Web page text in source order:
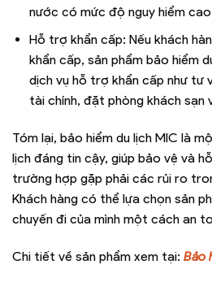
nước có mức độ nguy hiểm
Hỗ trợ khẩn cấp: Nếu khách
khẩn cấp, sản phẩm bảo hiểm
dịch vụ hỗ trợ khẩn cấp như tư
tài chính, đặt phòng khách sạn
Tóm lại, bảo hiểm du lịch MIC là
lịch đáng tin cậy, giúp bảo vệ và
trường hợp gặp phải các rủi ro
Khách hàng có thể lựa chọn sản
chuyến đi của mình một cách an
Chi tiết về sản phẩm xem tại: Bảo